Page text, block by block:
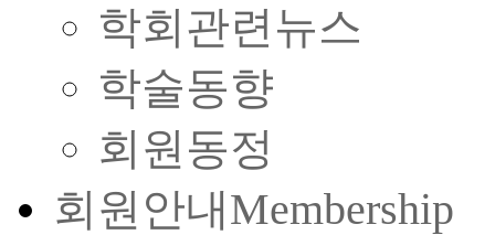
학회관련뉴스
학술동향
회원동정
회원안내Membership